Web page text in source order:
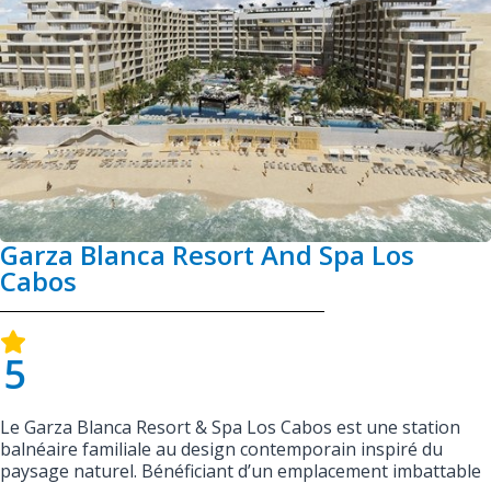
Garza Blanca Resort And Spa Los
Cabos
5
Le Garza Blanca Resort & Spa Los Cabos est une station
balnéaire familiale au design contemporain inspiré du
paysage naturel. Bénéficiant d’un emplacement imbattable